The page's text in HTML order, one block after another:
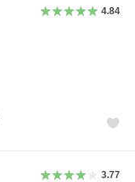
4.84
3.77